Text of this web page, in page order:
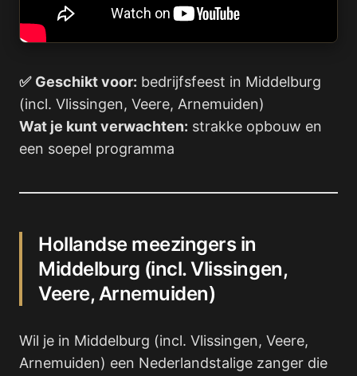
✅ Geschikt voor: bedrijfsfeest in Middelburg
(incl. Vlissingen, Veere, Arnemuiden)
Wat je kunt verwachten: strakke opbouw en
een soepel programma
Hollandse meezingers in
Middelburg (incl. Vlissingen,
Veere, Arnemuiden)
Wil je in Middelburg (incl. Vlissingen, Veere,
Arnemuiden) een Nederlandstalige zanger die